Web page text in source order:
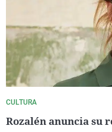
CULTURA
Rozalén anuncia su